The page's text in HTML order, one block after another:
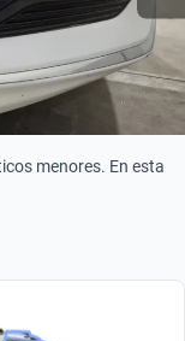
menores. En esta